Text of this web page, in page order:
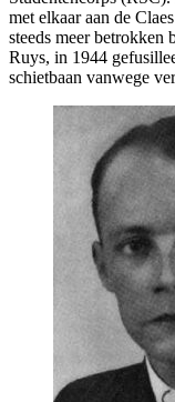
met elkaar aan de
steeds meer betrokken
Ruys, in 1944
schietbaan vanwege